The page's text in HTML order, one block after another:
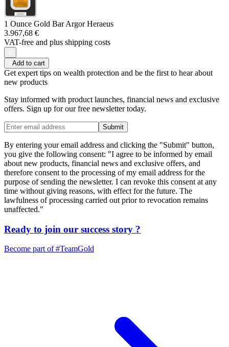
1 Ounce Gold Bar Argor Heraeus
3.967,68 €
VAT-free and plus shipping costs
Add to cart
Get expert tips on wealth protection and be the first to hear about
new products
Stay informed with product launches, financial news and exclusive
offers. Sign up for our free newsletter today.
Submit
By entering your email address and clicking the "Submit" button,
you give the following consent: "I agree to be informed by email
about new products, financial news and exclusive offers, and
therefore consent to the processing of my email address for the
purpose of sending the newsletter. I can revoke this consent at any
time without giving reasons, with effect for the future. The
lawfulness of processing carried out prior to revocation remains
unaffected."
Ready to join our success story ?
Become part of#TeamGold